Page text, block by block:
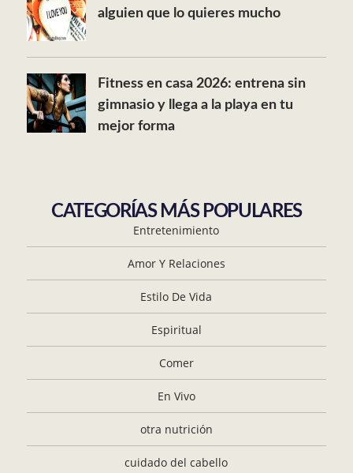
alguien que lo quieres mucho
Fitness en casa 2026: entrena sin
gimnasio y llega a la playa en tu
mejor forma
CATEGORÍAS MÁS POPULARES
Entretenimiento
Amor Y Relaciones
Estilo De Vida
Espiritual
Comer
En Vivo
otra nutrición
cuidado del cabello